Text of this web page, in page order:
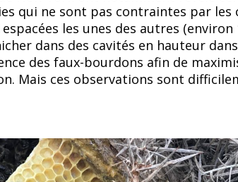
qui ne sont pas contraintes par les
les unes des autres (environ
dans des cavités en hauteur
des faux-bourdons afin de
Mais ces observations sont